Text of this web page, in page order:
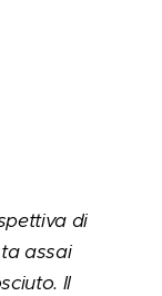
di
assai
Il